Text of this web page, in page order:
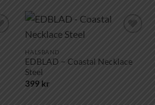
HALSBAND
EDBLAD – Coastal Necklace
Steel
399 kr